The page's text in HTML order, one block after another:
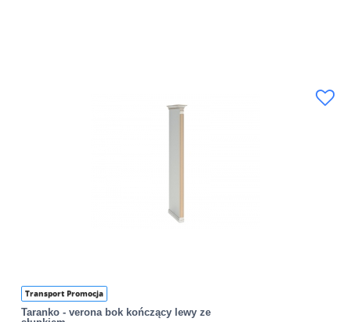
Transport Promocja
Taranko - verona bok kończący lewy ze